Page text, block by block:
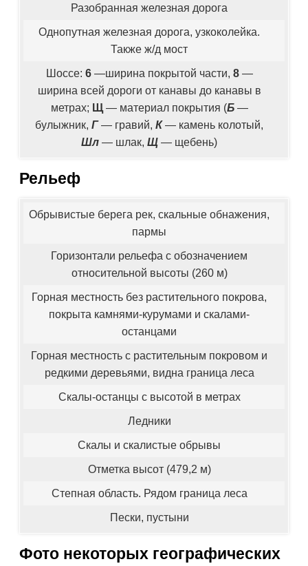
Разобранная железная дорога
Однопутная железная дорога, узкоколейка.
Также ж/д мост
Шоссе: 6 —ширина покрытой части, 8 —
ширина всей дороги от канавы до канавы в
метрах; Щ— материал покрытия (Б —
булыжник, Г— гравий, К— камень колотый,
Шл — шлак, Щ — щебень)
Рельеф
Обрывистые берега рек, скальные обнажения,
пармы
Горизонтали рельефа с обозначением
относительной высоты (260 м)
Горная местность без растительного покрова,
покрыта камнями-курумами и скалами-
останцами
Горная местность с растительным покровом и
редкими деревьями, видна граница леса
Скалы-останцы с высотой в метрах
Ледники
Скалы и скалистые обрывы
Отметка высот (479,2 м)
Степная область. Рядом граница леса
Пески, пустыни
Фото некоторых географических